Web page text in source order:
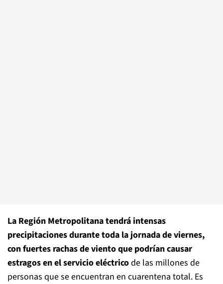
La Región Metropolitana tendrá intensas
precipitaciones durante toda la jornada de viernes,
con fuertes rachas de viento que podrían causar
estragos en el servicio eléctricode las millones de
personas que se encuentran en cuarentena total. Es